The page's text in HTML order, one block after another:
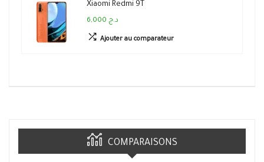
Xiaomi Redmi 9T
6,000 د.ج
Ajouter au comparateur
COMPARAISONS